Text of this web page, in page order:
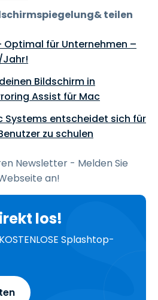
teilen
Optimal für Unternehmen –
Bildschirm in
Assist für Mac
Systems entscheidet sich für
zu schulen
Newsletter - Melden Sie
an!
los!
Splashtop-